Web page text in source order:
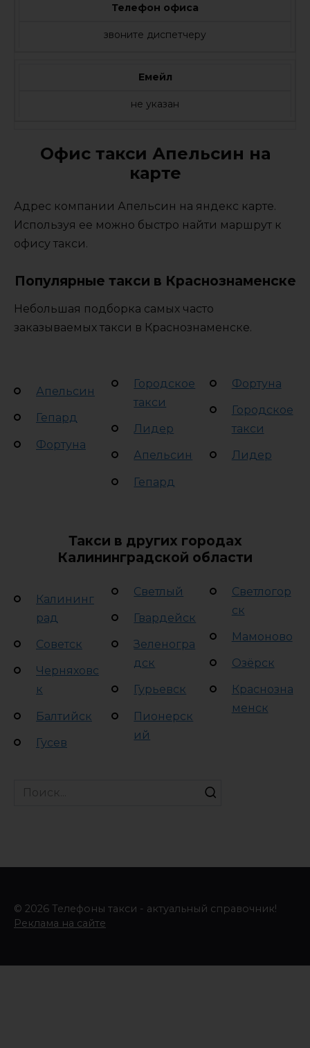
Телефон офиса
звоните диспетчеру
Емейл
не указан
Офис такси Апельсин на
карте
Адрес компании Апельсин на яндекс карте.
Используя ее можно быстро найти маршрут к
офису такси.
Популярные такси в Краснознаменске
Небольшая подборка самых часто
заказываемых такси в Краснознаменске.
Апельсин
Гепард
Фортуна
Городское
такси
Лидер
Апельсин
Гепард
Фортуна
Городское
такси
Лидер
Такси в других городах
Калининградской области
Калининг
рад
Советск
Черняховс
к
Балтийск
Гусев
Светлый
Гвардейск
Зеленогра
дск
Гурьевск
Пионерск
ий
Светлогор
ск
Мамоново
Озёрск
Краснозна
менск
Search
© 2026 Телефоны такси - актуальный справочник!
Реклама на сайте